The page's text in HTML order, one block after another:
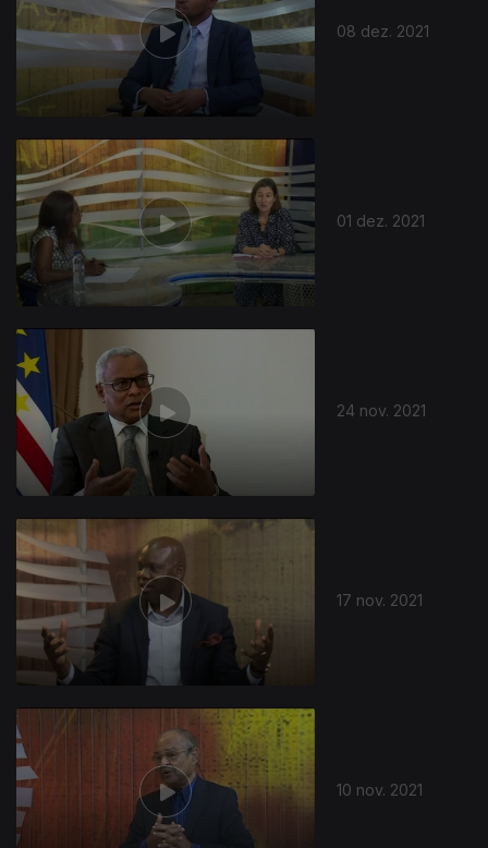
08 dez. 2021
01 dez. 2021
24 nov. 2021
17 nov. 2021
10 nov. 2021